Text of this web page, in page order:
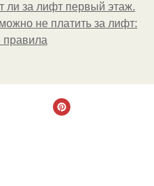
ли за лифт первый этаж.
не платить за лифт:
правила